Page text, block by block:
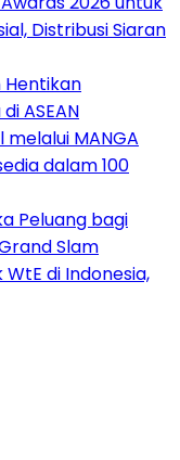
Distribusi Siaran
Hentikan
ASEAN
MANGA
dalam 100
Peluang bagi
Slam
WtE di Indonesia,